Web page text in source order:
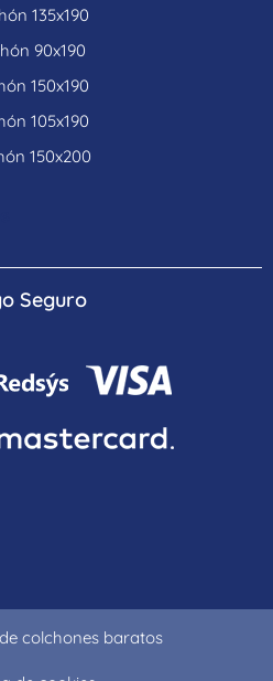
135x190
90x190
150x190
105x190
150x200
Seguro
colchones baratos